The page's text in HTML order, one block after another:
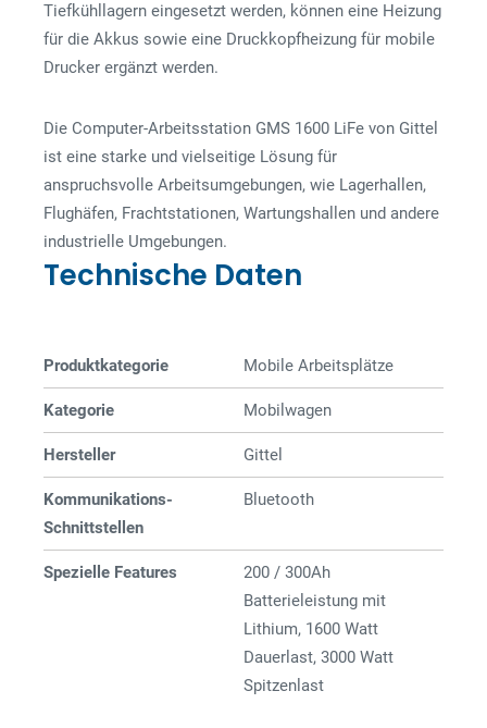
Tiefkühllagern eingesetzt werden, können eine Heizung
für die Akkus sowie eine Druckkopfheizung für mobile
Drucker ergänzt werden.
Die Computer-Arbeitsstation GMS 1600 LiFe von Gittel
ist eine starke und vielseitige Lösung für
anspruchsvolle Arbeitsumgebungen, wie Lagerhallen,
Flughäfen, Frachtstationen, Wartungshallen und andere
industrielle Umgebungen.
Technische Daten
Produktkategorie Mobile Arbeitsplätze
Kategorie Mobilwagen
Hersteller Gittel
Kommunikations-
Schnittstellen
Bluetooth
Spezielle Features
200 / 300Ah
Batterieleistung mit
Lithium, 1600 Watt
Dauerlast, 3000 Watt
Spitzenlast